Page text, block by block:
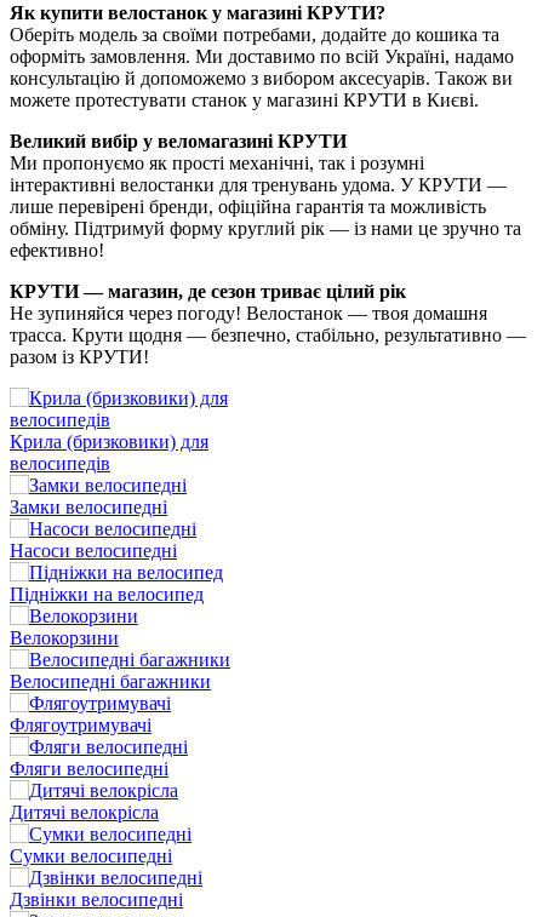
Як купити велостанок у магазині КРУТИ?
Оберіть модель за своїми потребами, додайте до кошика та
оформіть замовлення. Ми доставимо по всій Україні, надамо
консультацію й допоможемо з вибором аксесуарів. Також ви
можете протестувати станок у магазині КРУТИ в Києві.
Великий вибір у веломагазині КРУТИ
Ми пропонуємо як прості механічні, так і розумні
інтерактивні велостанки для тренувань удома. У КРУТИ —
лише перевірені бренди, офіційна гарантія та можливість
обміну. Підтримуй форму круглий рік — із нами це зручно та
ефективно!
КРУТИ — магазин, де сезон триває цілий рік
Не зупиняйся через погоду! Велостанок — твоя домашня
трасса. Крути щодня — безпечно, стабільно, результативно —
разом із КРУТИ!
Крила (бризковики) для
велосипедів
Замки велосипедні
Насоси велосипедні
Підніжки на велосипед
Велокорзини
Велосипедні багажники
Флягоутримувачі
Фляги велосипедні
Дитячі велокрісла
Сумки велосипедні
Дзвінки велосипедні